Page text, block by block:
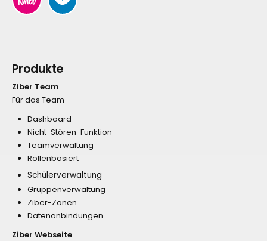
Produkte
Ziber Team
Für das Team
Dashboard
Nicht-Stören-Funktion
Teamverwaltung
Rollenbasiert
Schülerverwaltung
Gruppenverwaltung
Ziber-Zonen
Datenanbindungen
Ziber Webseite